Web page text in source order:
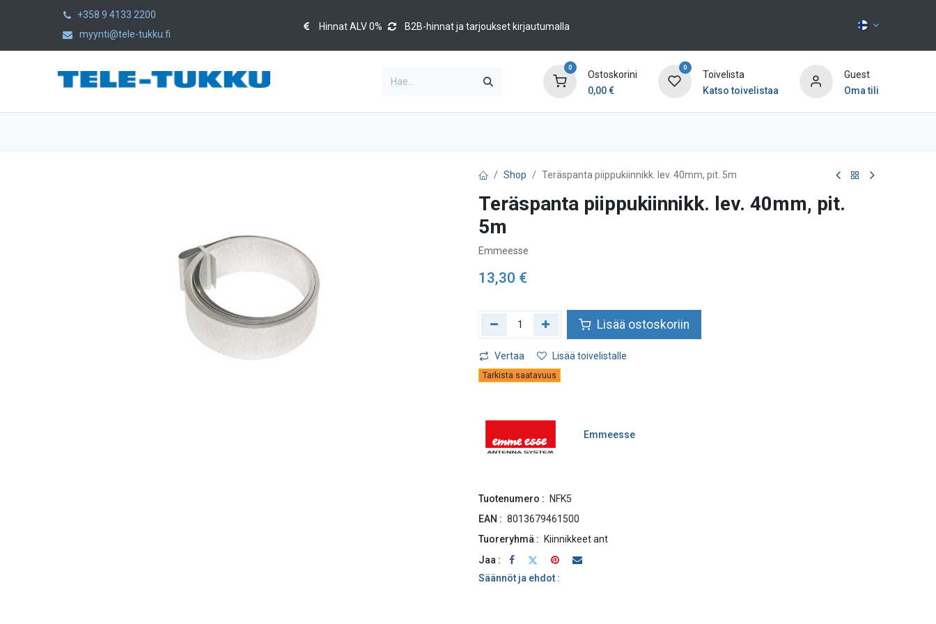
+358 9 4133 2200
myynti@tele-tukku.fi
Hinnat ALV 0% B2B-hinnat ja tarjoukset kirjautumalla
0
Ostoskorini
0,00€
0
Toivelista
Katso toivelistaa
Guest
Oma tili
Shop Teräspanta piippukiinnikk. lev. 40mm, pit. 5m
Teräspanta piippukiinnikk. lev. 40mm, pit.
5m
Emmeesse
13,30 €
Lisää ostoskoriin
Vertaa Lisää toivelistalle
Tarkista saatavuus
Emmeesse
Tuotenumero :
NFK5
EAN : 8013679461500
Tuoreryhmä :
Kiinnikkeet ant
Jaa :
Säännöt ja ehdot :